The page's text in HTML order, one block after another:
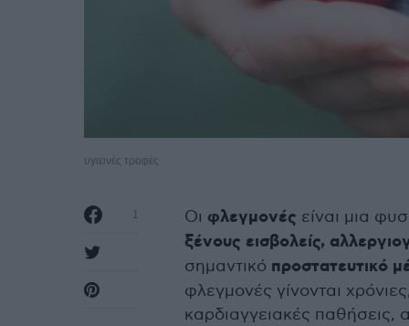
υγιεινές τροφές
1 Οι φλεγμονές είναι μια
ξένους εισβολείς,
σημαντικό προστατευτικό
φλεγμονές γίνονται
καρδιαγγειακές παθήσεις,